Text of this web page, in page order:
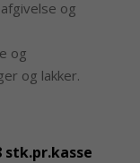
og
og
og lakker.